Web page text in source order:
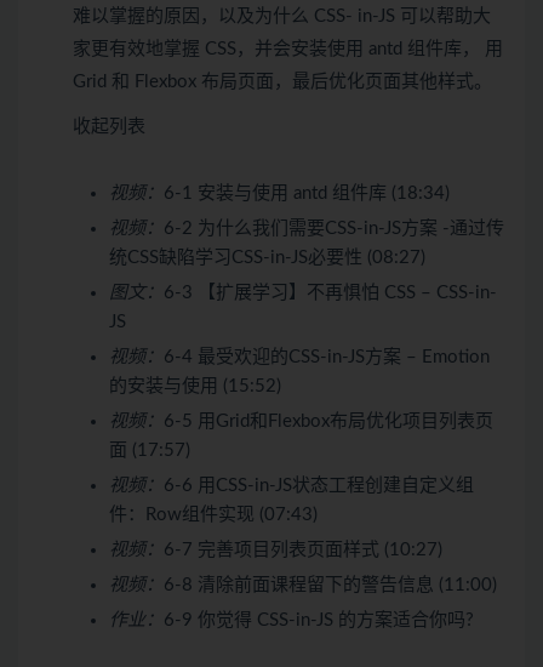
难以掌握的原因，以及为什么 CSS- in-JS 可以帮助大
家更有效地掌握 CSS，并会安装使用 antd 组件库， 用
Grid 和 Flexbox 布局页面，最后优化页面其他样式。
收起列表
视频： 6-1 安装与使用 antd 组件库 (18:34)
视频： 6-2 为什么我们需要CSS-in-JS方案 -通过传
统CSS缺陷学习CSS-in-JS必要性 (08:27)
图文： 6-3 【扩展学习】不再惧怕 CSS – CSS-in-
JS
视频： 6-4 最受欢迎的CSS-in-JS方案 – Emotion
的安装与使用 (15:52)
视频： 6-5 用Grid和Flexbox布局优化项目列表页
面 (17:57)
视频： 6-6 用CSS-in-JS状态工程创建自定义组
件：Row组件实现 (07:43)
视频： 6-7 完善项目列表页面样式 (10:27)
视频： 6-8 清除前面课程留下的警告信息 (11:00)
作业： 6-9 你觉得 CSS-in-JS 的方案适合你吗?